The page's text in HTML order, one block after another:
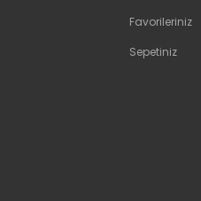
Favorileriniz
Sepetiniz